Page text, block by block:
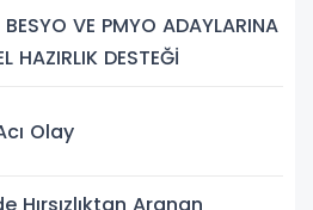
BESYO VE PMYO ADAYLARINA
HAZIRLIK DESTEĞİ
Olay